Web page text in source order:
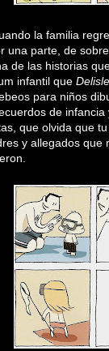
la familia
una parte, de
de las historias
infantil que Delisle
para niños
de
que olvida que
y allegados